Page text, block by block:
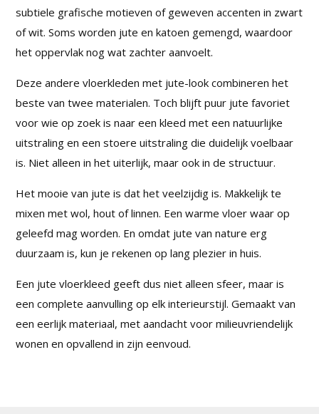
subtiele grafische motieven of geweven accenten in zwart
of wit. Soms worden jute en katoen gemengd, waardoor
het oppervlak nog wat zachter aanvoelt.
Deze andere vloerkleden met jute-look combineren het
beste van twee materialen. Toch blijft puur jute favoriet
voor wie op zoek is naar een kleed met een natuurlijke
uitstraling en een stoere uitstraling die duidelijk voelbaar
is. Niet alleen in het uiterlijk, maar ook in de structuur.
Het mooie van jute is dat het veelzijdig is. Makkelijk te
mixen met wol, hout of linnen. Een warme vloer waar op
geleefd mag worden. En omdat jute van nature erg
duurzaam is, kun je rekenen op lang plezier in huis.
Een jute vloerkleed geeft dus niet alleen sfeer, maar is
een complete aanvulling op elk interieurstijl. Gemaakt van
een eerlijk materiaal, met aandacht voor milieuvriendelijk
wonen en opvallend in zijn eenvoud.